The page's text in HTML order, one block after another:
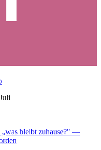
„was bleibt zuhause?" —